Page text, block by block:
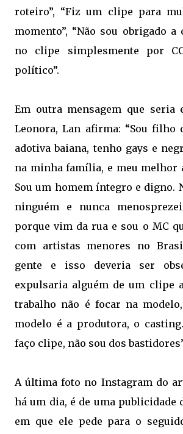
roteiro”, “Fiz um clipe para
momento”, “Não sou obrigado
no clipe simplesmente por
político”.
Em outra mensagem que seria
Leonora, Lan afirma: “Sou filho
adotiva baiana, tenho gays e
na minha família, e meu melhor
Sou um homem íntegro e digno.
ninguém e nunca
porque vim da rua e sou o MC
com artistas menores no
gente e isso deveria ser
expulsaria alguém de um clipe
trabalho não é focar na
modelo é a produtora, o
faço clipe, não sou dos
A última foto no Instagram do
há um dia, é de uma publicidade
em que ele pede para o